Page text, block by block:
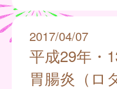
2017/04/07
平成29年・
胃腸炎（ロ